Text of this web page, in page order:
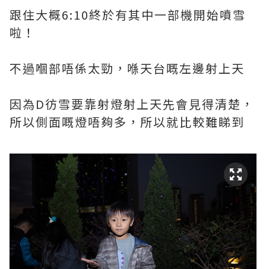
跟住大概6:10終於有其中一部機開始噴雪
啦！
不過嗰部唔係太勁，喺天台嘅左邊射上天
因為D彷雪要靠射燈射上天先會見得清楚，
所以側面嘅燈唔夠多，所以就比較難睇到